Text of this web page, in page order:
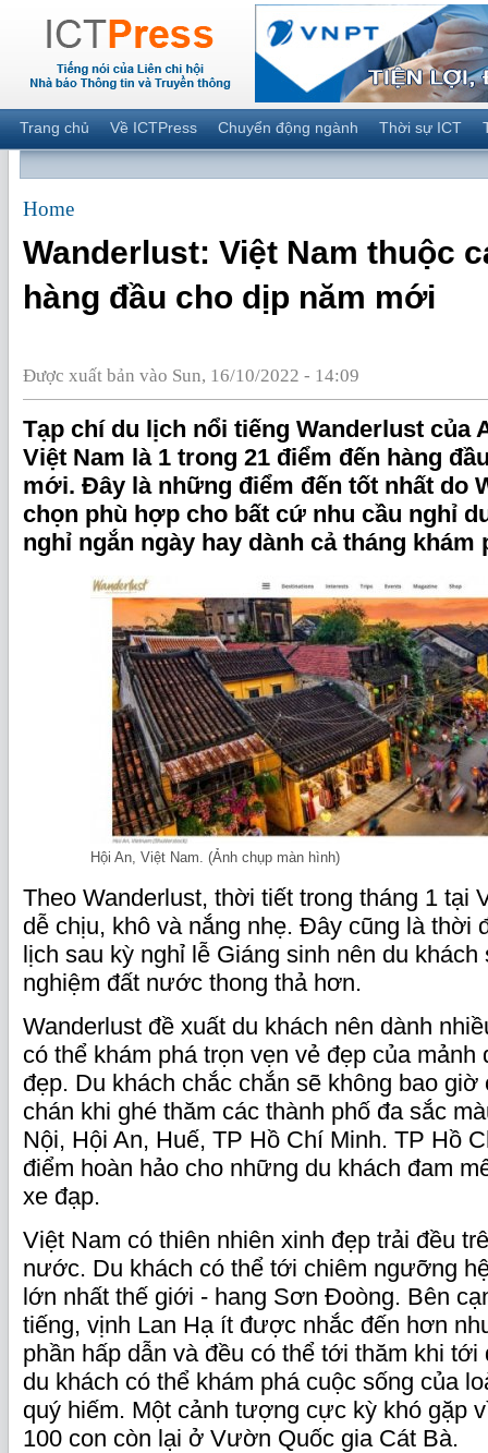
Trang chủ Về ICTPress Chuyển động ngành Thời sự ICT
Home
Wanderlust: Việt Nam thuộc
hàng đầu cho dịp năm mới
Được xuất bản vào Sun, 16/10/2022 - 14:09
Tạp chí du lịch nổi tiếng Wanderlust của
Việt Nam là 1 trong 21 điểm đến hàng
mới. Đây là những điểm đến tốt nhất do
chọn phù hợp cho bất cứ nhu cầu nghỉ
nghỉ ngắn ngày hay dành cả tháng khám
Hội An, Việt Nam. (Ảnh chụp màn hình)
Theo Wanderlust, thời tiết trong tháng 1 tại
dễ chịu, khô và nắng nhẹ. Đây cũng là thời
lịch sau kỳ nghỉ lễ Giáng sinh nên du
nghiệm đất nước thong thả hơn.
Wanderlust đề xuất du khách nên dành
có thể khám phá trọn vẹn vẻ đẹp của
đẹp. Du khách chắc chắn sẽ không bao giờ
chán khi ghé thăm các thành phố đa sắc
Nội, Hội An, Huế, TP Hồ Chí Minh. TP Hồ
điểm hoàn hảo cho những du khách đam
xe đạp.
Việt Nam có thiên nhiên xinh đẹp trải đều
nước. Du khách có thể tới chiêm ngưỡng
lớn nhất thế giới - hang Sơn Đoòng. Bên
tiếng, vịnh Lan Hạ ít được nhắc đến hơn
phần hấp dẫn và đều có thể tới thăm khi tới
du khách có thể khám phá cuộc sống của
quý hiếm. Một cảnh tượng cực kỳ khó gặp
100 con còn lại ở Vườn Quốc gia Cát Bà.